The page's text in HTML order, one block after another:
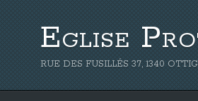
Eglise
RUE DES FUSILLÉS 37, 1340